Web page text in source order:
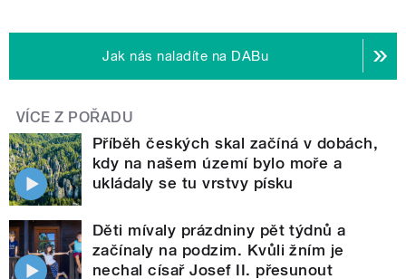
Jak nás naladíte na DABu
VÍCE Z POŘADU
Příběh českých skal začíná v dobách,
kdy na našem území bylo moře a
ukládaly se tu vrstvy písku
Děti mívaly prázdniny pět týdnů a
začínaly na podzim. Kvůli žním je
nechal císař Josef II. přesunout